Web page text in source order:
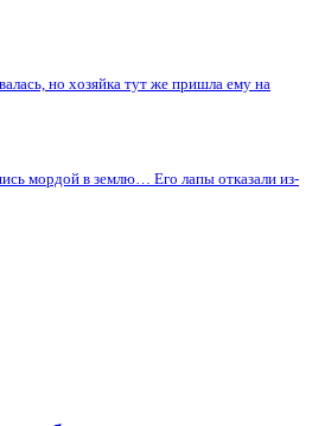
но хозяйка тут же пришла ему на
мордой в землю… Его лапы отказали из-